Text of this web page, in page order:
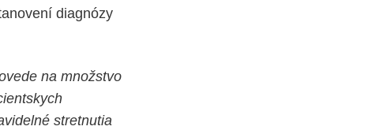
diagnózy
na množstvo
stretnutia